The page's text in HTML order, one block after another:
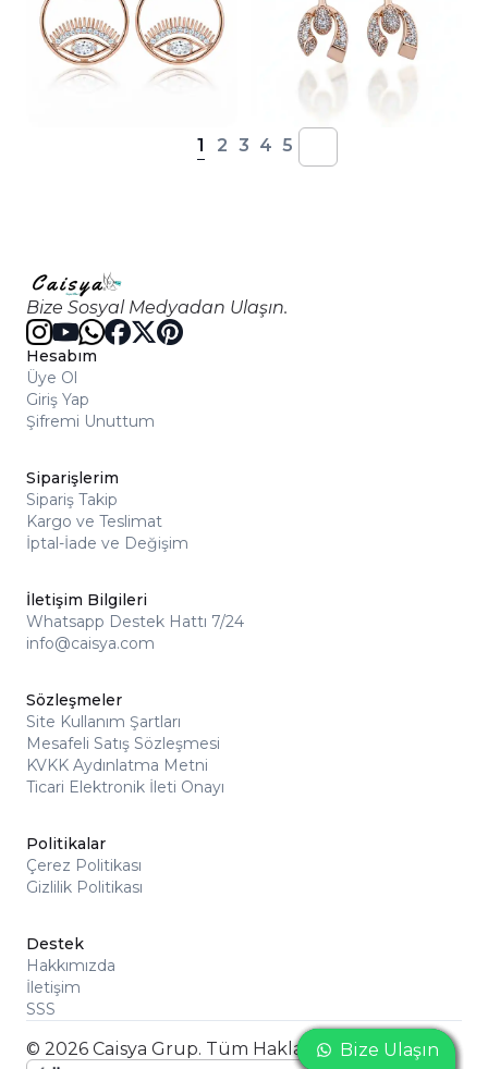
1 2 3 4 5
Bize Sosyal Medyadan Ulaşın.
Hesabım
Üye Ol
Giriş Yap
Şifremi Unuttum
Siparişlerim
Sipariş Takip
Kargo ve Teslimat
İptal-İade ve Değişim
İletişim Bilgileri
Whatsapp Destek Hattı 7/24
info@caisya.com
Sözleşmeler
Site Kullanım Şartları
Mesafeli Satış Sözleşmesi
KVKK Aydınlatma Metni
Ticari Elektronik İleti Onayı
Politikalar
Çerez Politikası
Gizlilik Politikası
Destek
Hakkımızda
İletişim
SSS
© 2026 Caisya Grup. Tüm Hakları SaklıdırBize Ulaşın
Bize Ulaşın
Bize Ulaşın